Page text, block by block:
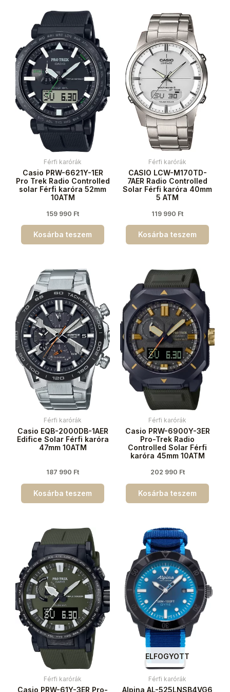
Férfi karórák
Casio PRW-6621Y-1ER
Pro Trek Radio Controlled
solar Férfi karóra 52mm
10ATM
159 990 Ft
Kosárba teszem
Férfi karórák
CASIO LCW-M170TD-
7AER Radio Controlled
Solar Férfi karóra 40mm
5 ATM
119 990 Ft
Kosárba teszem
Férfi karórák
Casio EQB-2000DB-1AER
Edifice Solar Férfi karóra
47mm 10ATM
187 990 Ft
Kosárba teszem
Férfi karórák
Casio PRW-6900Y-3ER
Pro-Trek Radio
Controlled Solar Férfi
karóra 45mm 10ATM
202 990 Ft
Kosárba teszem
Férfi karórák
Casio PRW-61Y-3ER Pro-
ELFOGYOTT
Férfi karórák
Alpina AL-525LNSB4VG6